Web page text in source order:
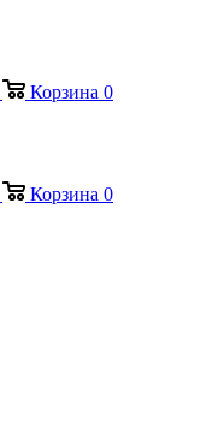
Корзина 0
Корзина 0